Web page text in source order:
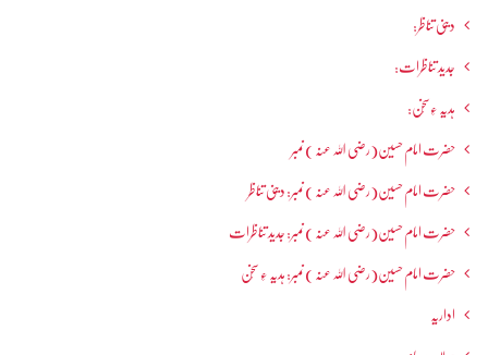
دینی تناظر:
جدید تناظرات:
ہدیہ ءِسُخن:
حضرت امام حسین(رضی اللہ عنہ ) نمبر
حضرت امام حسین(رضی اللہ عنہ ) نمبر: دینی تناظر
حضرت امام حسین(رضی اللہ عنہ ) نمبر: جدید تناظرات
حضرت امام حسین(رضی اللہ عنہ ) نمبر: ہدیہ ءِ سُخن
اداریہ